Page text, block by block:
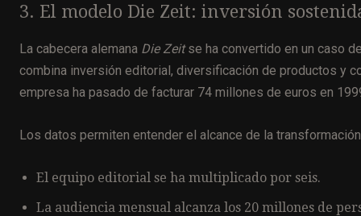
3. El modelo Die Zeit: inversión
La cabecera alemana Die Zeitse ha convertido en un caso
combina inversión editorial, diversificación de productos y
empresa ha pasado de facturar 74 millones de euros en
Los datos permiten entender el alcance de la
El equipo editorial se ha multiplicado por seis.
La audiencia mensual alcanza los 20 millones de